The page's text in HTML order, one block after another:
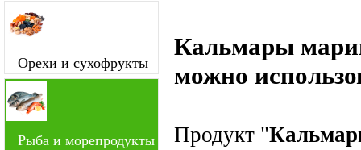
Орехи и сухофрукты
Рыба и морепродукты
Кальмары
можно
Продукт "